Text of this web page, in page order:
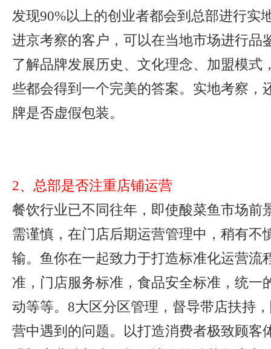
发现90%以上的创业者都会到总部进行实
进京考察的客户，可以在当地市场进行品
了解品牌发展历史、文化理念、加盟模式
些都会得到一个完美的答案。实地考察，
牌是否虚假包装。
2、总部是否注重店铺运营
餐饮行业已不同往年，即使酸菜鱼市场前
需谨慎，在门店后期运营管理中，稍有不
输。鱼你在一起致力于打造标准化运营流
准，门店服务标准，食品安全标准，统一
动等等。8大区分区管理，督导带店扶持
营中遇到的问题。以打造消费者极致顾客